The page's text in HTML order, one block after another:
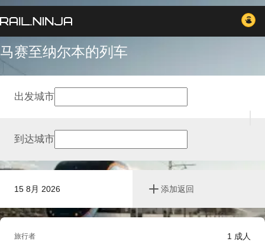
马赛至纳尔本的列车
15 8月 2026 添加返回
出发城市
到达城市
旅行者 1 成人